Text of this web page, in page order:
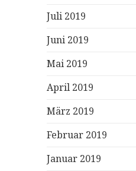
Juli 2019
Juni 2019
Mai 2019
April 2019
März 2019
Februar 2019
Januar 2019